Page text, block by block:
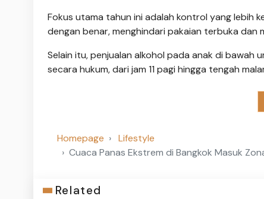
Fokus utama tahun ini adalah kontrol yang lebih
dengan benar, menghindari pakaian terbuka dan
Selain itu, penjualan alkohol pada anak di bawah
secara hukum, dari jam 11 pagi hingga tengah
Homepage
Lifestyle
Cuaca Panas Ekstrem di Bangkok Masuk
Related